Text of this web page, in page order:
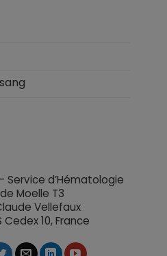
Service d’Hématologie
Moelle T3
Vellefaux
Cedex 10, France